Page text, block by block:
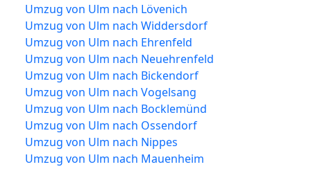
Umzug von Ulm nach Lövenich
Umzug von Ulm nach Widdersdorf
Umzug von Ulm nach Ehrenfeld
Umzug von Ulm nach Neuehrenfeld
Umzug von Ulm nach Bickendorf
Umzug von Ulm nach Vogelsang
Umzug von Ulm nach Bocklemünd
Umzug von Ulm nach Ossendorf
Umzug von Ulm nach Nippes
Umzug von Ulm nach Mauenheim